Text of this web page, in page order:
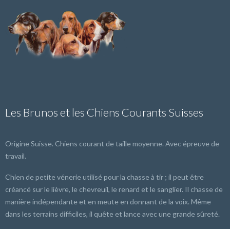
Les Brunos et les Chiens Courants Suisses
Origine Suisse. Chiens courant de taille moyenne. Avec épreuve de
travail.
Chien de petite vénerie utilisé pour la chasse à tir ; il peut être
créancé sur le lièvre, le chevreuil, le renard et le sanglier. Il chasse de
manière indépendante et en meute en donnant de la voix. Même
dans les terrains difficiles, il quête et lance avec une grande sûreté.